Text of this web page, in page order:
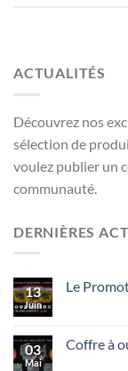
ACTUALITÉS
Découvrez nos
sélection de
voulez publier un
communauté.
DERNIÈRES
13
Juin
Le
03
Mai
Coffre à